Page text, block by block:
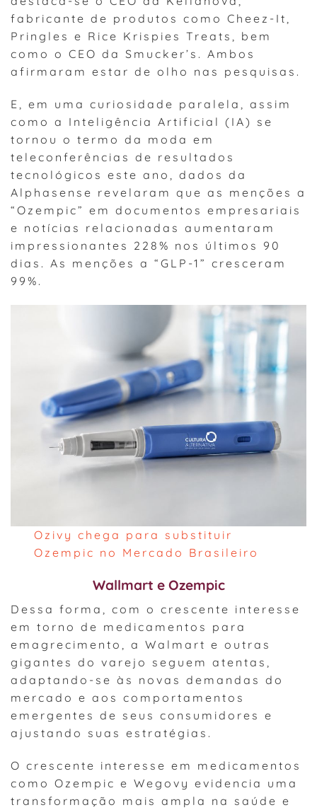
fabricante de produtos como Cheez-It,
Pringles e Rice Krispies Treats, bem
como o CEO da Smucker’s. Ambos
afirmaram estar de olho nas pesquisas.
E, em uma curiosidade paralela, assim
como a Inteligência Artificial (IA) se
tornou o termo da moda em
teleconferências de resultados
tecnológicos este ano, dados da
Alphasense revelaram que as menções a
“Ozempic” em documentos empresariais
e notícias relacionadas aumentaram
impressionantes 228% nos últimos 90
dias. As menções a “GLP-1” cresceram
99%.
Ozivy chega para substituir
Ozempic no Mercado Brasileiro
Wallmart e Ozempic
Dessa forma, com o crescente interesse
em torno de medicamentos para
emagrecimento, a Walmart e outras
gigantes do varejo seguem atentas,
adaptando-se às novas demandas do
mercado e aos comportamentos
emergentes de seus consumidores e
ajustando suas estratégias.
O crescente interesse em medicamentos
como Ozempic e Wegovy evidencia uma
transformação mais ampla na saúde e